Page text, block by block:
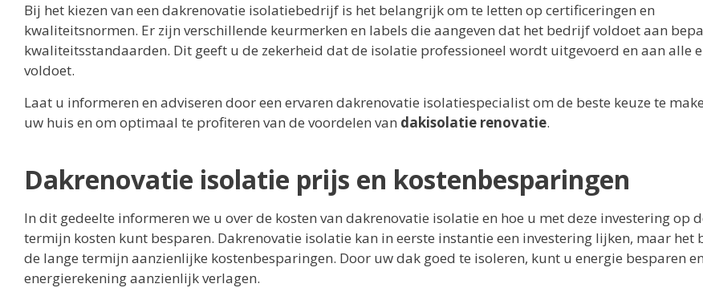
Bij het kiezen van een dakrenovatie isolatiebedrijf is het belangrijk om te letten op certificeringen en
kwaliteitsnormen. Er zijn verschillende keurmerken en labels die aangeven dat het bedrijf voldoet aan
kwaliteitsstandaarden. Dit geeft u de zekerheid dat de isolatie professioneel wordt uitgevoerd en aan alle
voldoet.
Laat u informeren en adviseren door een ervaren dakrenovatie isolatiespecialist om de beste keuze te
uw huis en om optimaal te profiteren van de voordelen van dakisolatie renovatie.
Dakrenovatie isolatie prijs en kostenbesparingen
In dit gedeelte informeren we u over de kosten van dakrenovatie isolatie en hoe u met deze investering op
termijn kosten kunt besparen. Dakrenovatie isolatie kan in eerste instantie een investering lijken, maar het
de lange termijn aanzienlijke kostenbesparingen. Door uw dak goed te isoleren, kunt u energie besparen
energierekening aanzienlijk verlagen.